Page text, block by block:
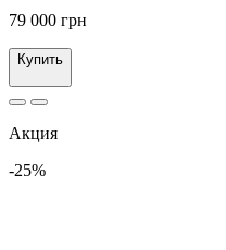
79 000 грн
Купить
Акция
-25%